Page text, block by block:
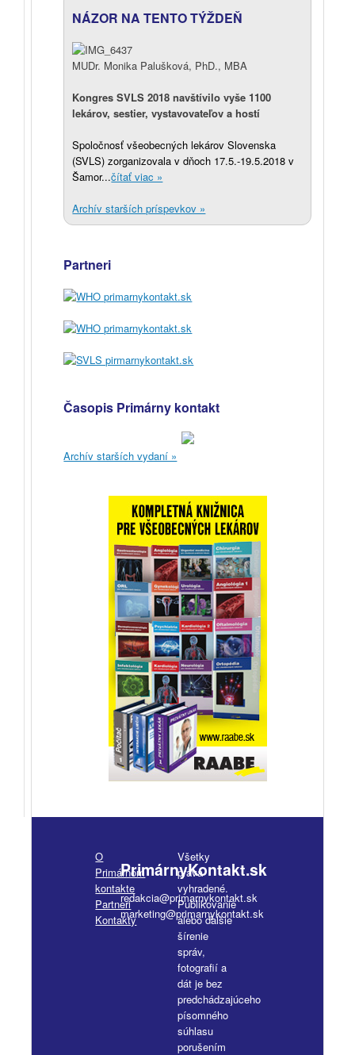
NÁZOR NA TENTO TÝŽDEŇ
MUDr. Monika Palušková, PhD., MBA
Kongres SVLS 2018 navštívilo vyše 1100
lekárov, sestier, vystavovateľov a hostí
Spoločnosť všeobecných lekárov Slovenska
(SVLS) zorganizovala v dňoch 17.5.-19.5.2018 v
Šamor...čítať viac »
Archív starších príspevkov »
Partneri
Časopis Primárny kontakt
Archív starších vydaní »
O
Primárnom
kontakte
Partneri
Kontakty
PrimárnyKontakt.sk
redakcia@primarnykontakt.sk
marketing@primarnykontakt.sk
Všetky
práva
vyhradené.
Publikovanie
alebo ďalšie
šírenie
správ,
fotografií a
dát je bez
predchádzajúceho
písomného
súhlasu
porušením